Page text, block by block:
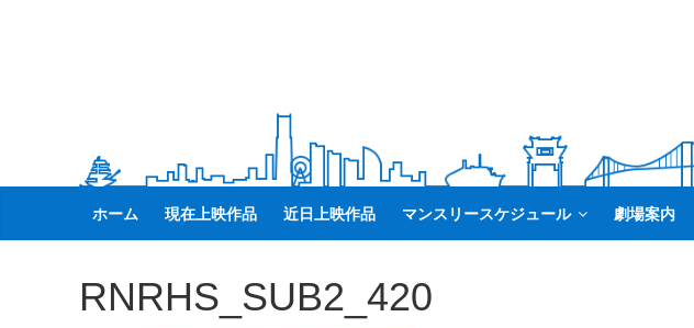
リ
ン
た
い
ホーム 現在上映作品 近日上映作品 マンスリースケジュール 劇場案内
RNRHS_SUB2_420